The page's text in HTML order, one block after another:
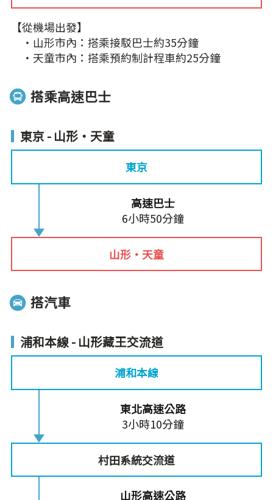
【從機場出發】
‧山形市內：搭乘接駁巴士約35分鐘
‧天童市內：搭乘預約制計程車約25分鐘
搭乘高速巴士
東京 - 山形‧天童
東京
高速巴士
6小時50分鐘
山形‧天童
搭汽車
浦和本線 - 山形藏王交流道
浦和本線
東北高速公路
3小時10分鐘
村田系統交流道
山形高速公路